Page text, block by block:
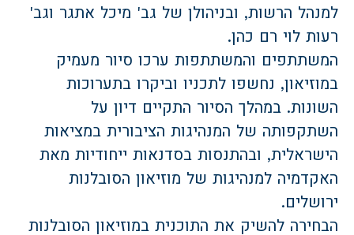
למנהל הרשות, ובניהולן של גב' מיכל אתגר וגב'
רעות לוי רם כהן.
המשתתפים והמשתתפות ערכו סיור מעמיק
במוזיאון, נחשפו לתכניו וביקרו בתערוכות
השונות. במהלך הסיור התקיים דיון על
השתקפותה של המנהיגות הציבורית במציאות
הישראלית, ובהתנסות בסדנאות ייחודיות מאת
האקדמיה למנהיגות של מוזיאון הסובלנות
ירושלים.
הבחירה להשיק את התוכנית במוזיאון הסובלנות